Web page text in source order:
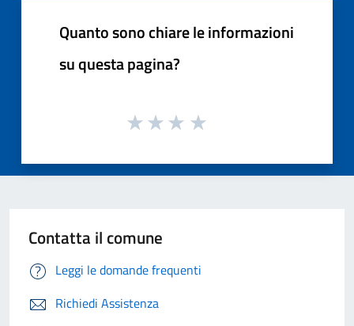
Quanto sono chiare le informazioni
su questa pagina?
Contatta il comune
Leggi le domande frequenti
Richiedi Assistenza